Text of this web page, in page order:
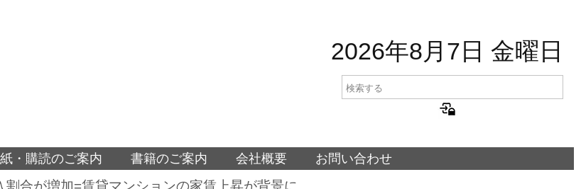
2026年8月7日 金曜日
・購読のご案内 書籍のご案内 会社概要 お問い合わせ
合が増加=賃貸マンションの家賃上昇が背景に